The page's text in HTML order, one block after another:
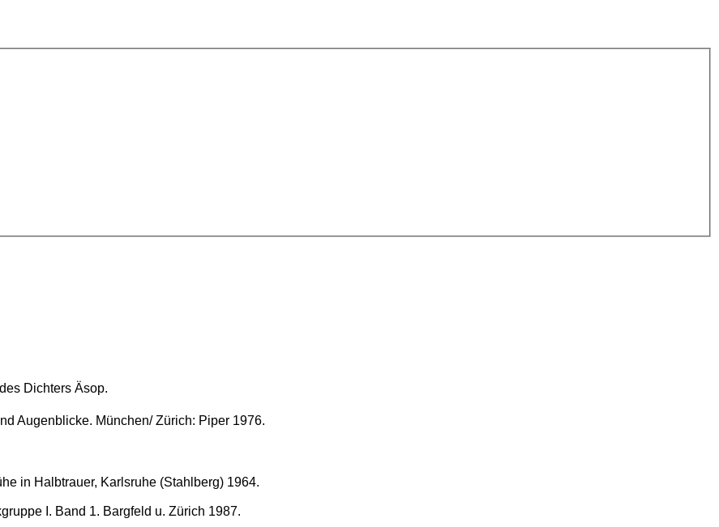
Dichters Äsop.
Augenblicke. München/ Zürich: Piper 1976.
in Halbtrauer, Karlsruhe (Stahlberg) 1964.
I. Band 1. Bargfeld u. Zürich 1987.